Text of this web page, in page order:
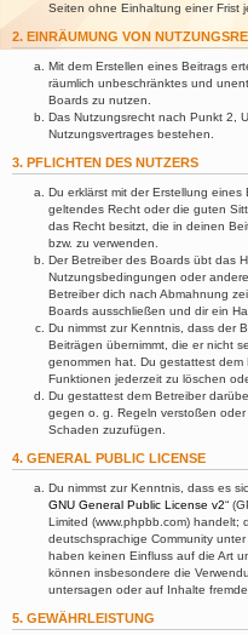
Seiten ohne Einhaltung einer Frist
2. EINRÄUMUNG VON
Mit dem Erstellen eines Beitrags
räumlich unbeschränktes und
Boards zu nutzen.
Das Nutzungsrecht nach Punkt 2,
Nutzungsvertrages bestehen.
3. PFLICHTEN DES NUTZERS
Du erklärst mit der Erstellung
geltendes Recht oder die guten
das Recht besitzt, die in deinen
bzw. zu verwenden.
Der Betreiber des Boards übt das
Nutzungsbedingungen oder
Betreiber dich nach Abmahnung
Boards ausschließen und dir ein
Du nimmst zur Kenntnis, dass der
Beiträgen übernimmt, die er nicht
genommen hat. Du gestattest
Funktionen jederzeit zu löschen
Du gestattest dem Betreiber
gegen o. g. Regeln verstoßen
Schaden zuzufügen.
4. GENERAL PUBLIC LICENSE
Du nimmst zur Kenntnis, dass es
GNU General Public License v2“
Limited (www.phpbb.com) handelt;
deutschsprachige Community
haben keinen Einfluss auf die Art
können insbesondere die
untersagen oder auf Inhalte
5. GEWÄHRLEISTUNG